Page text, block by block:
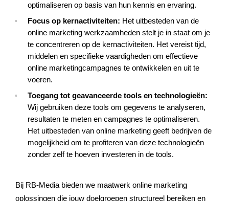
optimaliseren op basis van hun kennis en ervaring.
Focus op kernactiviteiten: Het uitbesteden van de
online marketing werkzaamheden stelt je in staat om je
te concentreren op de kernactiviteiten. Het vereist tijd,
middelen en specifieke vaardigheden om effectieve
online marketingcampagnes te ontwikkelen en uit te
voeren.
Toegang tot geavanceerde tools en technologieën:
Wij gebruiken deze tools om gegevens te analyseren,
resultaten te meten en campagnes te optimaliseren.
Het uitbesteden van online marketing geeft bedrijven de
mogelijkheid om te profiteren van deze technologieën
zonder zelf te hoeven investeren in de tools.
Bij RB-Media bieden we maatwerk online marketing
oplossingen die jouw doelgroepen structureel bereiken en